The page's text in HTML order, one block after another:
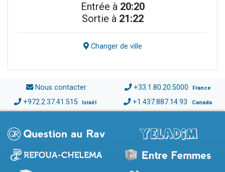
Entrée à 20:20
Sortie à 21:22
Changer de ville
Nous contacter +33.1.80.20.5000 France
+972.2.37.41.515 Israël +1.437.887.14.93 Canada